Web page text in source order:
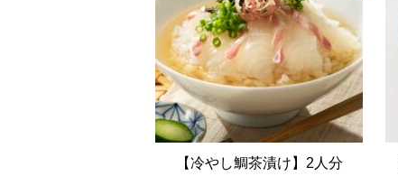
【冷やし鯛茶漬け】2人分